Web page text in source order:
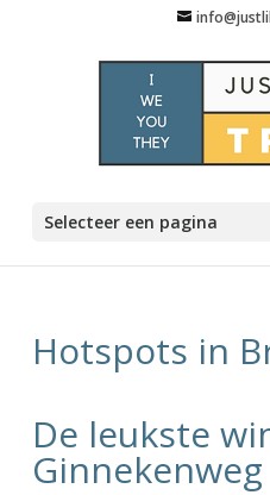
Selecteer een pagina
Hotspots in
De leukste
Ginnekenweg